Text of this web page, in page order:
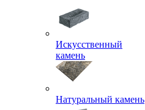
Искусственный
камень
Натуральный камень